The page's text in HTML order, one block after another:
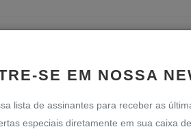
SE EM NOSSA
lista de assinantes para receber as
especiais diretamente em sua caixa